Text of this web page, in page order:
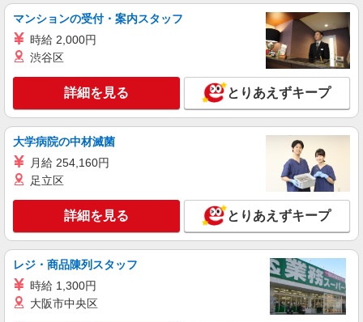
作業のみ！面接なし
時給1650円〜2312円 ＜日払い有/週払い有/交
キープ 詳細を見る
職業紹介
株式会社kotrio /●SW-S-2022827
成増駅＊病院の看護助手│シフト相談OK！経
時給1550円〜2312円 ＜交通費全支給(ガソリ
ン代含む)＞
板橋区
詳細を見る
派遣社員
マンションの受付・案内スタッフ
時給 2,000円
渋谷区
詳細を見る とりあえずキープ
大学病院の中材滅菌
月給 254,160円
足立区
詳細を見る とりあえずキープ
レジ・商品陳列スタッフ
時給 1,300円
大阪市中央区